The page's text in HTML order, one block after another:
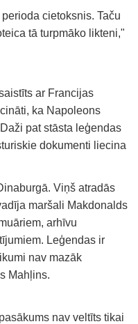
cietoksnis. Taču
tā turpmāko likteni,"
ar Francijas
ka Napoleons
pat stāsta leģendas
dokumenti liecina
Viņš atradās
maršali Makdonalds
arhīvu
Leģendas ir
nav mazāk
Mahļins.
nav veltīts tikai